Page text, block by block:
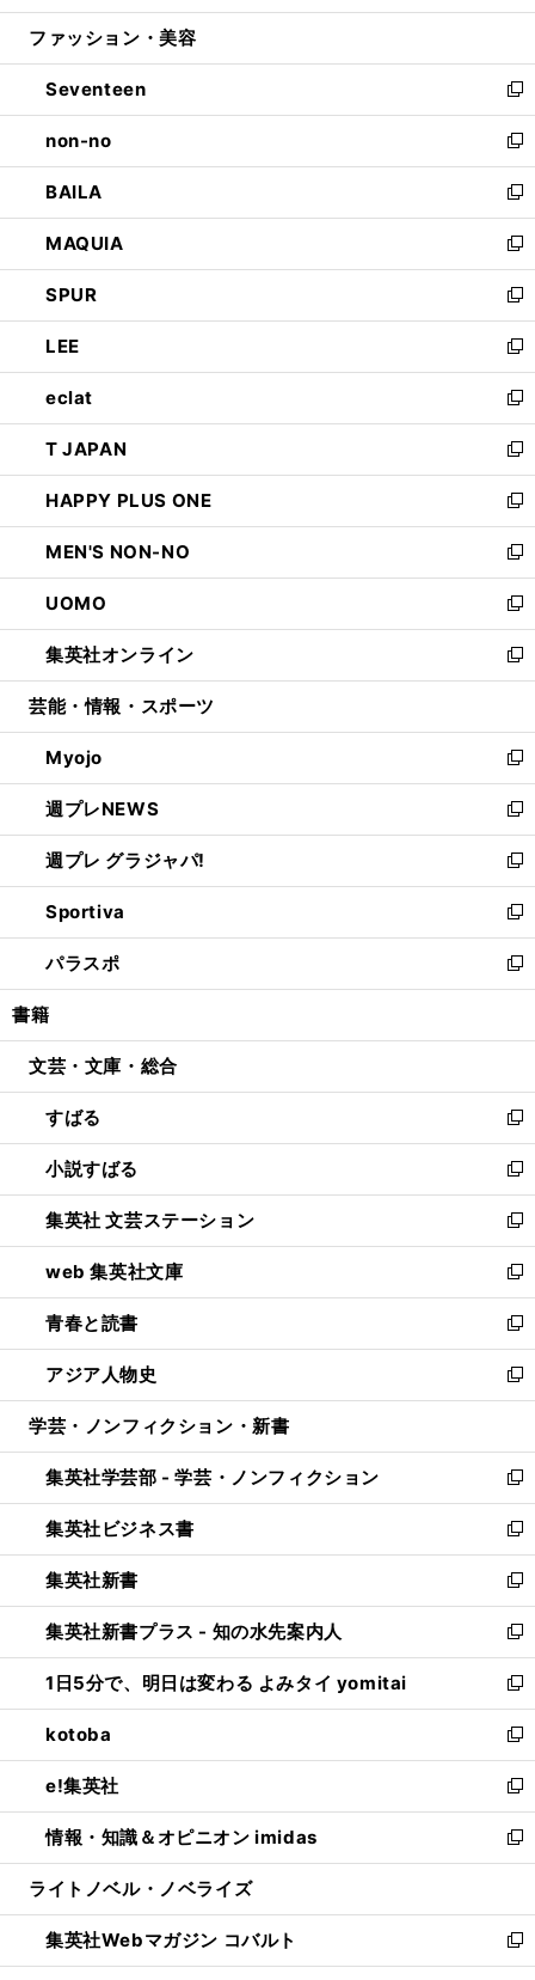
開
ウ
開
く
ン
ウ
で
開
く
ウ
ン
ド
ウ
で
開
く
ファッション・美容
Seventeen
新
し
い
ウ
ィ
ン
ド
ウ
で
開
く
non-no
新
し
い
ウ
ィ
ン
ド
ウ
で
開
く
BAILA
新
し
い
ウ
ィ
ン
ド
ウ
で
開
く
MAQUIA
新
し
い
ウ
ィ
ン
ド
ウ
で
開
く
SPUR
新
し
い
ウ
ィ
ン
ド
ウ
で
開
く
LEE
新
し
い
ウ
ィ
ン
ド
ウ
で
開
く
eclat
新
し
い
ウ
ィ
ン
ド
ウ
で
開
く
T JAPAN
新
し
い
ウ
ィ
ン
ド
ウ
で
開
HAPPY PLUS ONE
新
し
い
ウ
ィ
ン
ド
ウ
開
く
MEN'S NON-NO
新
し
い
ウ
ィ
ン
ウ
で
開
く
UOMO
新
し
い
ウ
ン
ド
ウ
で
開
く
集英社オンライン
新
し
ウ
ィ
ン
ド
ウ
で
開
く
芸能・情報・スポーツ
Myojo
新
し
い
ウ
ィ
ン
ド
ウ
で
開
週プレNEWS
新
し
い
ウ
ィ
ン
ド
ウ
開
週プレ グラジャパ!
新
し
い
ウ
ィ
ン
ウ
開
く
Sportiva
新
し
い
ウ
ン
ウ
で
開
く
パラスポ
新
し
ウ
ン
ド
ウ
で
開
く
書籍
文芸・文庫・総合
すばる
新
し
い
ウ
ィ
ン
ド
ウ
で
開
く
小説すばる
新
し
い
ウ
ィ
ン
ド
ウ
で
開
集英社 文芸ステーション
新
し
い
ウ
ィ
ン
ド
ウ
開
く
web 集英社文庫
新
し
い
ウ
ィ
ン
ウ
で
開
く
青春と読書
新
し
い
ウ
ン
ド
ウ
で
開
く
アジア人物史
新
し
ウ
ィ
ン
ド
ウ
で
開
く
学芸・ノンフィクション・新書
集英社学芸部 - 学芸・ノンフィクション
新
し
い
ウ
ィ
ン
ド
ウ
で
開
く
集英社ビジネス書
新
し
い
ウ
ィ
ン
ド
ウ
で
開
く
集英社新書
新
し
い
ウ
ィ
ン
ド
ウ
で
開
く
集英社新書プラス - 知の水先案内人
新
し
い
ウ
ィ
ン
ド
ウ
で
開
1日5分で、明日は変わる よみタイ yomitai
新
し
い
ウ
ィ
ン
ド
ウ
開
く
kotoba
新
し
い
ウ
ィ
ン
ウ
で
開
e!集英社
新
し
い
ウ
ン
ド
ウ
情報・知識＆オピニオン imidas
新
し
ウ
ィ
ン
ライトノベル・ノベライズ
集英社Webマガジン コバルト
新
し